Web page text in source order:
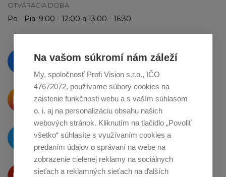
OTVÁRACIA DOBA
Po - Pia: 9:00 - 12:00 a 13:00 - 16:30
Vzdelávajte se a sledujte nás
Krásne produkty si priamo hovoria
o zdieľanie naInstagrame
O novinkách píšeme
na Twitteri
Produkty Vám predstavujeme
Na vašom súkromí nám záleží
My, spoločnosť Profi Vision s.r.o., IČO
47672072, používame súbory cookies na
zaistenie funkčnosti webu a s vaším súhlasom
o. i. aj na personalizáciu obsahu našich
webových stránok. Kliknutím na tlačidlo „Povoliť
všetko“ súhlasíte s využívaním cookies a
predaním údajov o správaní na webe na
zobrazenie cielenej reklamy na sociálnych
sieťach a reklamných sieťach na ďalších